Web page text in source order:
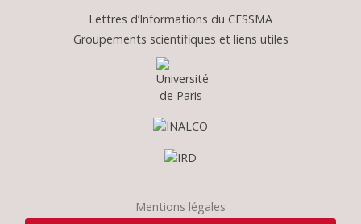
Lettres d’Informations du CESSMA
Groupements scientifiques et liens utiles
Mentions légales